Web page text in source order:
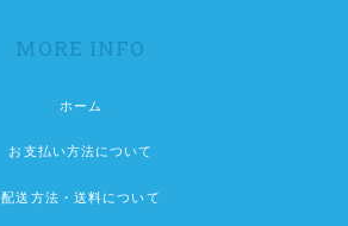
MORE INFO
ホーム
お支払い方法について
配送方法・送料について